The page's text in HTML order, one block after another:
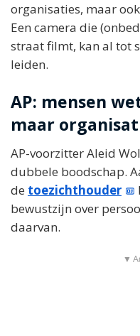
organisaties, maar
Een camera die
straat filmt, kan al tot
leiden.
AP: mensen
maar
AP-voorzitter Aleid
dubbele boodschap.
de toezichthouder
bewustzijn over
daarvan.
▼